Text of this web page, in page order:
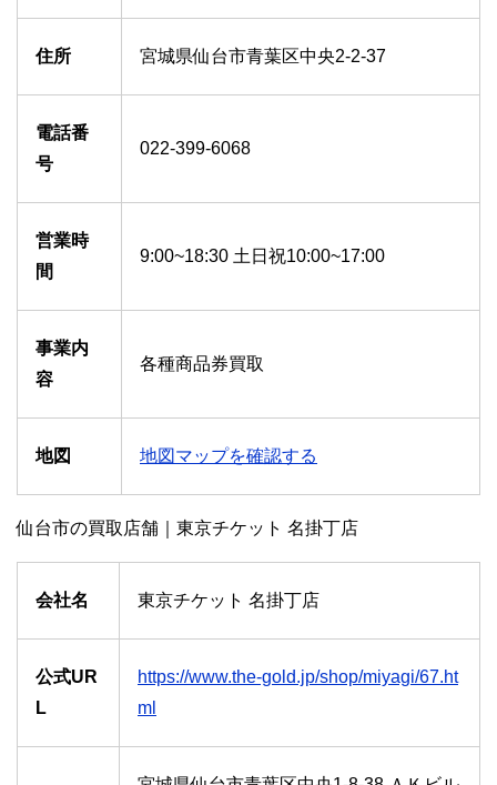
住所 宮城県仙台市青葉区中央2-2-37
電話番
号
022-399-6068
営業時
間
9:00~18:30 土日祝10:00~17:00
事業内
容
各種商品券買取
地図 地図マップを確認する
仙台市の買取店舗｜東京チケット 名掛丁店
会社名 東京チケット 名掛丁店
公式UR
L
https://www.the-gold.jp/shop/miyagi/67.ht
ml